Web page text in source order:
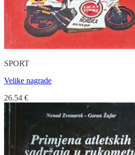
SPORT
Velike nagrade
26.54 €